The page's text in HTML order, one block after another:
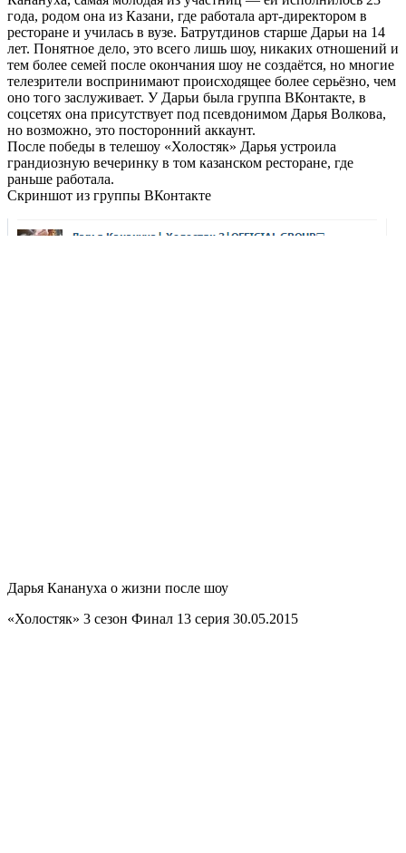
года, родом она из Казани, где работала арт-директором в
ресторане и училась в вузе. Батрутдинов старше Дарьи на 14
лет. Понятное дело, это всего лишь шоу, никаких отношений и
тем более семей после окончания шоу не создаётся, но многие
телезрители воспринимают происходящее более серьёзно, чем
оно того заслуживает. У Дарьи была группа ВКонтакте, в
соцсетях она присутствует под псевдонимом Дарья Волкова,
но возможно, это посторонний аккаунт.
После победы в телешоу «Холостяк» Дарья устроила
грандиозную вечеринку в том казанском ресторане, где
раньше работала.
Скриншот из группы ВКонтакте
Дарья Канануха о жизни после шоу
«Холостяк» 3 сезон Финал 13 серия 30.05.2015